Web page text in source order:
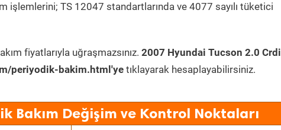
işlemlerini; TS 12047 standartlarında ve 4077 sayılı tüketici
fiyatlarıyla uğraşmazsınız. 2007 Hyundai Tucson 2.0 Crdi
periyodik-bakim.html'ye tıklayarak hesaplayabilirsiniz.
Bakım Değişim ve Kontrol Noktaları